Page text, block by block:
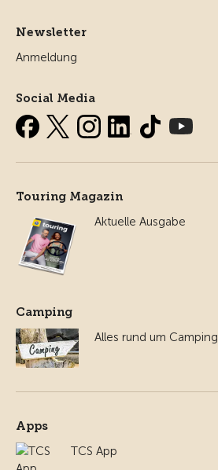
Newsletter
Anmeldung
Social Media
Touring Magazin
Aktuelle Ausgabe
Camping
Alles rund um Camping
Apps
TCS App